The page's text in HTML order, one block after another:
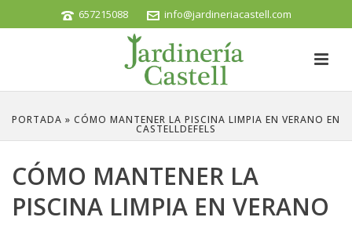
657215088 info@jardineriacastell.com
PORTADA » CÓMO MANTENER LA PISCINA LIMPIA EN VERANO EN
CASTELLDEFELS
CÓMO MANTENER LA
PISCINA LIMPIA EN VERANO